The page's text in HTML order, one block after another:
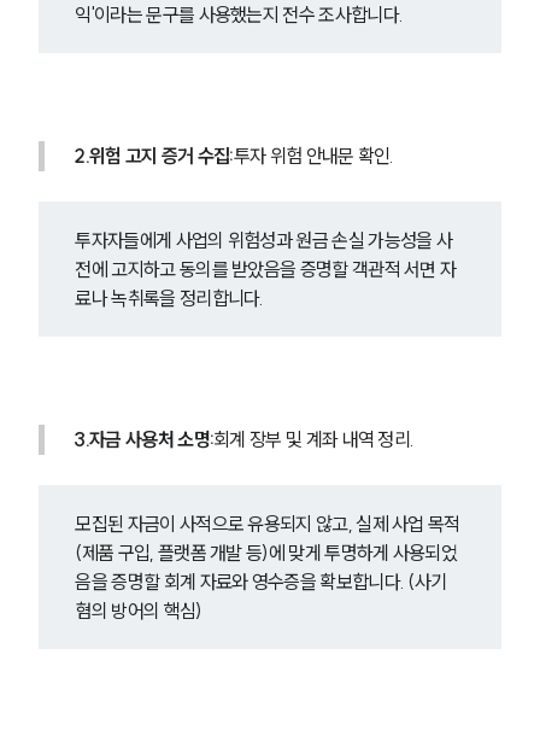
익'이라는 문구를 사용했는지 전수 조사합니다.
2.위험 고지 증거 수집:투자 위험 안내문 확인.
투자자들에게 사업의 위험성과 원금 손실 가능성을 사
전에 고지하고 동의를 받았음을 증명할 객관적 서면 자
료나 녹취록을 정리합니다.
3.자금 사용처 소명:회계 장부 및 계좌 내역 정리.
모집된 자금이 사적으로 유용되지 않고, 실제 사업 목적
(제품 구입, 플랫폼 개발 등)에 맞게 투명하게 사용되었
음을 증명할 회계 자료와 영수증을 확보합니다. (사기
혐의 방어의 핵심)